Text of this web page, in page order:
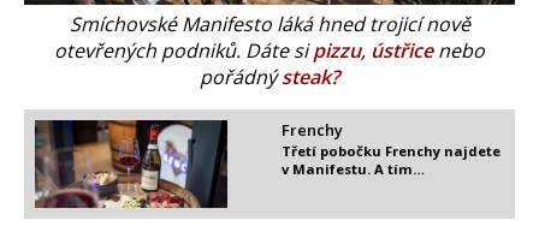
​Smíchovské Manifesto láká hned trojicí nově
otevřených podniků. Dáte sipizzu, ústřicenebo
pořádnýsteak?
Frenchy
Třetí pobočku Frenchy najdete
v Manifestu. A tím…